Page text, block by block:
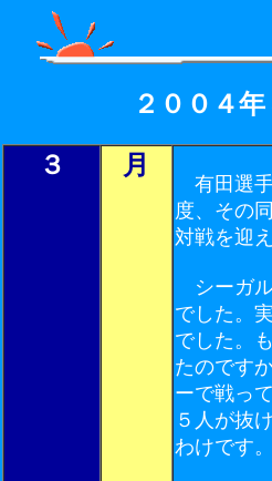
２００４
３ 月
有田選手
度、その
対戦を迎
シーガ
でした。
でした。
たのです
ーで戦っ
５人が抜
わけです